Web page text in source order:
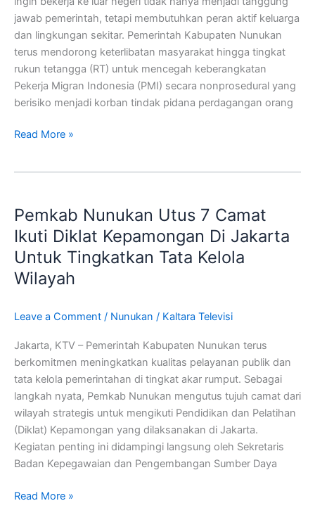
jawab pemerintah, tetapi membutuhkan peran aktif keluarga
dan lingkungan sekitar. Pemerintah Kabupaten Nunukan
terus mendorong keterlibatan masyarakat hingga tingkat
rukun tetangga (RT) untuk mencegah keberangkatan
Pekerja Migran Indonesia (PMI) secara nonprosedural yang
berisiko menjadi korban tindak pidana perdagangan orang
TPPO
Read More »
Pemkab Nunukan Utus 7 Camat
Ikuti Diklat Kepamongan Di Jakarta
Untuk Tingkatkan Tata Kelola
Wilayah
Leave a Comment / Nunukan / Kaltara Televisi
Jakarta, KTV – Pemerintah Kabupaten Nunukan terus
berkomitmen meningkatkan kualitas pelayanan publik dan
tata kelola pemerintahan di tingkat akar rumput. Sebagai
langkah nyata, Pemkab Nunukan mengutus tujuh camat dari
wilayah strategis untuk mengikuti Pendidikan dan Pelatihan
(Diklat) Kepamongan yang dilaksanakan di Jakarta.
Kegiatan penting ini didampingi langsung oleh Sekretaris
Badan Kepegawaian dan Pengembangan Sumber Daya
Utus
7
Camat
Ikuti
Diklat
Di
Untuk
Tingkatkan
Tata
Kelola
Wilayah
Read More »